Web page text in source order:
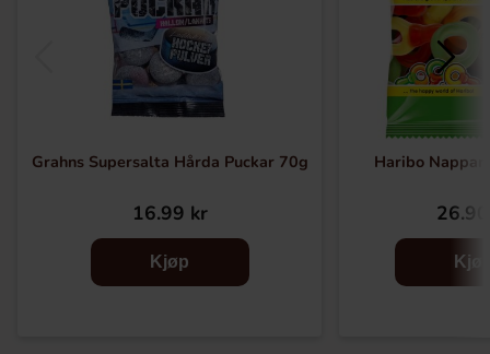
Grahns Supersalta Hårda Puckar 70g
16.99 kr
Kjøp
Haribo